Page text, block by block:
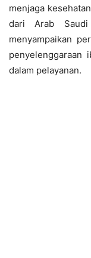
menjaga
dari Arab
menyampaikan
penyelenggaraan
dalam pelayanan.